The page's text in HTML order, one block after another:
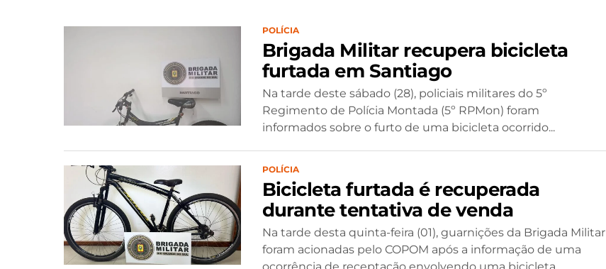
POLÍCIA
Brigada Militar recupera bicicleta
furtada em Santiago
Na tarde deste sábado (28), policiais militares do 5º
Regimento de Polícia Montada (5º RPMon) foram
informados sobre o furto de uma bicicleta ocorrido...
POLÍCIA
Bicicleta furtada é recuperada
durante tentativa de venda
Na tarde desta quinta-feira (01), guarnições da Brigada Militar
foram acionadas pelo COPOM após a informação de uma
ocorrência de receptação envolvendo uma bicicleta...